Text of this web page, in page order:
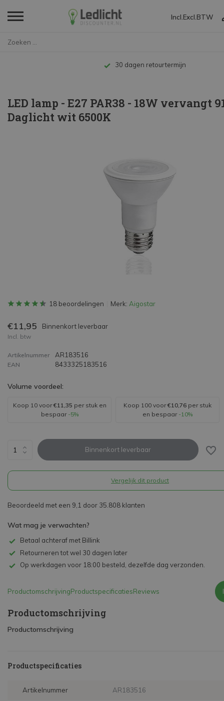
Incl. Excl. BTW
Tot 10 jaar garantie
LED lamp - E27 PAR38 - 18W vervangt
Daglicht wit 6500K
18 beoordelingen Merk: Aigostar
€11,95 Binnenkort leverbaar
Incl. btw
Artikelnummer AR183516
EAN 8433325183516
Volume voordeel:
Koop 10 voor€11,35 per stuk en
bespaar -5%
Koop 100 voor€10,76 per stuk
en bespaar -10%
Binnenkort leverbaar
Vergelijk dit product
Beoordeeld met een 9,1 door 35.808 klanten
Wat mag je verwachten?
Betaal achteraf met Billink
Retourneren tot wel 30 dagen later
Op werkdagen voor 18:00 besteld, dezelfde dag verzonden.
ProductomschrijvingProductspecificatiesReviews
Productomschrijving
Productomschrijving
Productspecificaties
Artikelnummer AR183516